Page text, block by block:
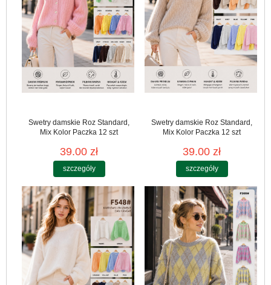
Swetry damskie Roz Standard,
Mix Kolor Paczka 12 szt
39.00 zł
szczegóły
Swetry damskie Roz Standard,
Mix Kolor Paczka 12 szt
39.00 zł
szczegóły